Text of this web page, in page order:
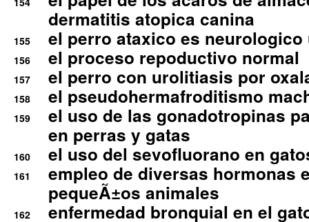
dermatitis atopica canina
155 el perro ataxico es
156 el proceso repoductivo normal
157 el perro con urolitiasis por
158 el pseudohermafroditismo
159
el uso de las gonadotropinas
en perras y gatas
160 el uso del sevofluorano en
161
empleo de diversas hormonas
pequeÃ±os animales
162
enfermedad bronquial en el